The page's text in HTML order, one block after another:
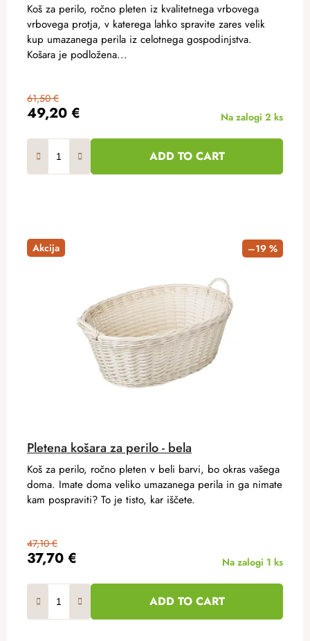
49,20 €
61,50 €
Na zalogi 2 ks
ADD TO CART
Koš za perilo, ročno pleten iz kvalitetnega vrbovega
vrbovega protja, v katerega lahko spravite zares velik
kup umazanega perila iz celotnega gospodinjstva.
Košara je podložena...
Akcija –19 %
Pletena košara za perilo - bela
37,70 €
47,10 €
Na zalogi 1 ks
ADD TO CART
Koš za perilo, ročno pleten v beli barvi, bo okras vašega
doma. Imate doma veliko umazanega perila in ga nimate
kam pospraviti? To je tisto, kar iščete.